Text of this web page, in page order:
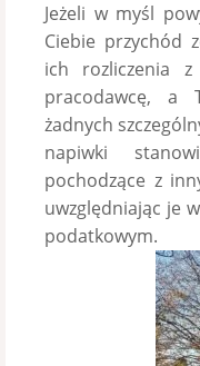
Jeżeli w myśl
Ciebie przychód
ich rozliczenia
pracodawcę, a
żadnych
napiwki
pochodzące z
uwzględniając je
podatkowym.